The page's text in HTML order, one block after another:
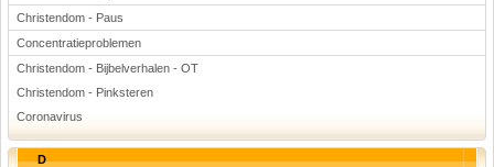
Christendom - Paus
Concentratieproblemen
Christendom - Bijbelverhalen - OT
Christendom - Pinksteren
Coronavirus
D